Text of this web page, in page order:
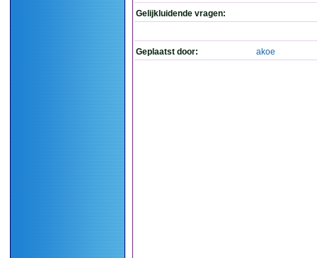
Gelijkluidende vragen:
Geplaatst door: akoe